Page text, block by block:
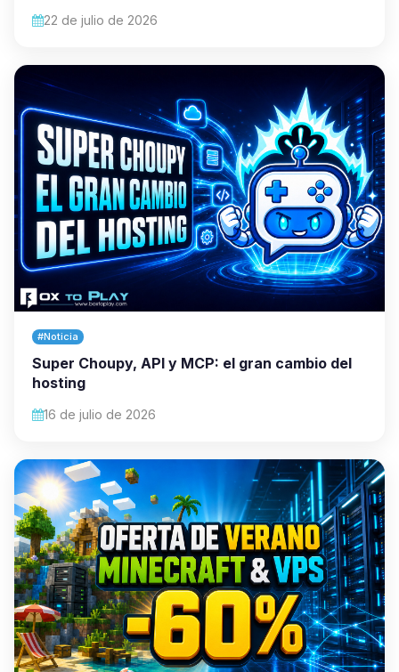
22 de julio de 2026
#Noticia
Super Choupy, API y MCP: el gran cambio del
hosting
16 de julio de 2026